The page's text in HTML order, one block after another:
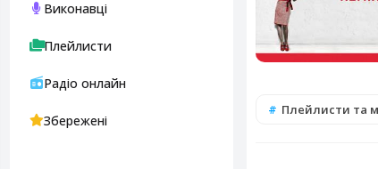
Виконавці
Плейлисти
Радіо онлайн
Збережені
Плейлисти та